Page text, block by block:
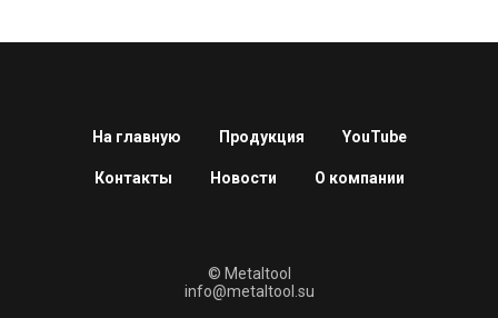
На главную Продукция YouTube
Контакты Новости О компании
© Metaltool
info@metaltool.su